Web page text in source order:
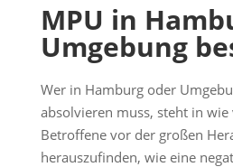
MPU in
Umgebung
Wer in Hamburg oder
absolvieren muss, steht in wie
Betroffene vor der großen
herauszufinden, wie eine